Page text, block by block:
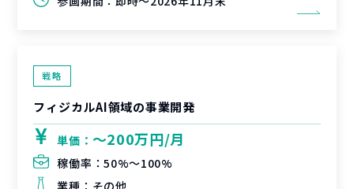
戦略
フィジカルAI領域の事業開発
単価： 〜200万円/月
稼働率：50%〜100%
業種： その他